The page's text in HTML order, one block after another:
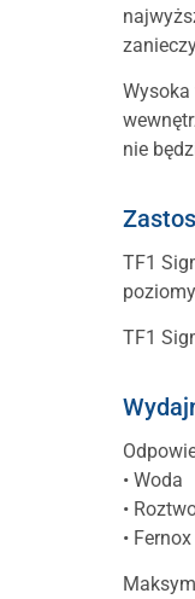
nie
TF1
TF1
• Woda
•
•